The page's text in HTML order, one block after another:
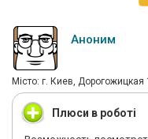
Аноним
Мiсто: г. Киев, Дорогожицкая
Плюси в роботі